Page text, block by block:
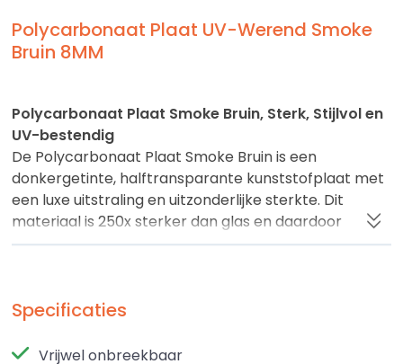
Polycarbonaat Plaat UV-Werend Smoke
Bruin 8MM
Polycarbonaat Plaat Smoke Bruin, Sterk, Stijlvol en
UV-bestendig
De Polycarbonaat Plaat Smoke Bruin is een
donkergetinte, halftransparante kunststofplaat met
een luxe uitstraling en uitzonderlijke sterkte. Dit
materiaal is 250x sterker dan glas en daardoor
nagenoeg onbreekbaar. De subtiele bruintint zorgt
machineafscherming en designprojecten.
De plaat is UV-bestendig en daardoor geschikt voor
Specificaties
Vrijwel onbreekbaar